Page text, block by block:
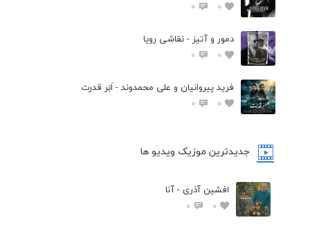
0
0
دمور و آتیز - نقاشی رویا
0
0
فرید پیروانیان و علی محمدوند - اَبَر قدرت
0
0
جدیدترین موزیک ویدیو ها
افشین آذری - آنا
0
0